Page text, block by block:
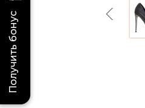
Previous
Получить бонус